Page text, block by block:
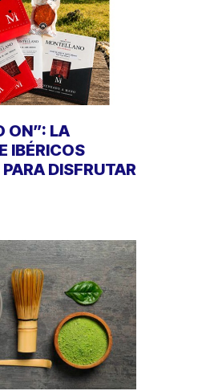
ON”: LA
IBÉRICOS
DISFRUTAR